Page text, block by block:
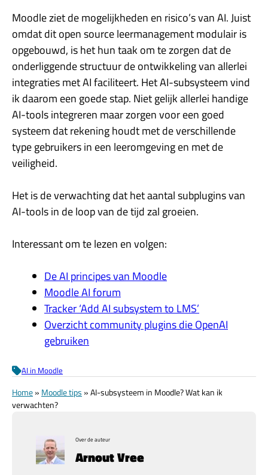
Moodle ziet de mogelijkheden en risico’s van AI. Juist
omdat dit open source leermanagement modulair is
opgebouwd, is het hun taak om te zorgen dat de
onderliggende structuur de ontwikkeling van allerlei
integraties met AI faciliteert. Het AI-subsysteem vind
ik daarom een goede stap. Niet gelijk allerlei handige
AI-tools integreren maar zorgen voor een goed
systeem dat rekening houdt met de verschillende
type gebruikers in een leeromgeving en met de
veiligheid.
Het is de verwachting dat het aantal subplugins van
AI-tools in de loop van de tijd zal groeien.
Interessant om te lezen en volgen:
De AI principes van Moodle
Moodle AI forum
Tracker ‘Add AI subsystem to LMS’
Overzicht community plugins die OpenAI
gebruiken
AI in Moodle
Home» Moodle tips »AI-subsysteem in Moodle? Wat kan ik
verwachten?
Over de auteur
Arnout Vree